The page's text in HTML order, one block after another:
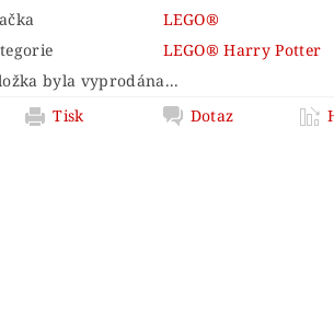
LEGO® SCULPTURES
LEGO® SPEED CHAMPIONS
THINGS
LEGO®
LEGO® Harry Potter
byla vyprodána...
Tisk
Dotaz